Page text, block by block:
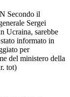
Secondo il
Sergei
Ucraina, sarebbe
informato in
per
del ministero della
tot)